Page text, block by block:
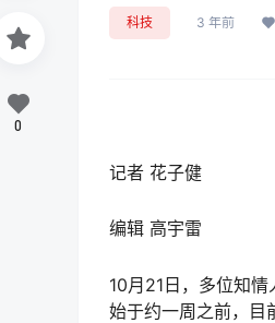
科技 3 年前
记者 花子健
编辑 高宇雷
10月21日，多位知
始于约一周之前，目
0